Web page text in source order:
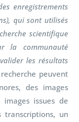
enregistrements
qui sont utilisés
scientifique
la communauté
les résultats
peuvent
des images
issues de
transcriptions, un